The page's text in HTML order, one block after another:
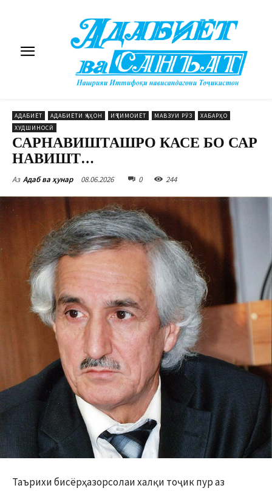
АДАБИЁТ АДАБИЁТИ ҶАҲОН ИҶТИМОИЁТ МАВЗУИ РӮЗ
ХАБАРҲО
ХУДШИНОСӢ
САРНАВИШТАШРО КАСЕ БО САР
НАВИШТ…
Аз Адаб ва ҳунар 08.06.2026 0 244
Таърихи бисёрҳазорсолаи халқи тоҷик пур аз